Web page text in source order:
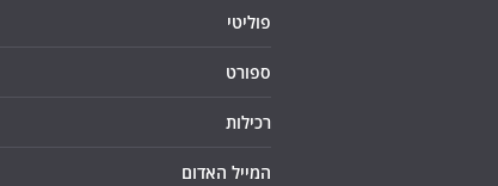
פוליטי
ספורט
רכילות
המייל האדום